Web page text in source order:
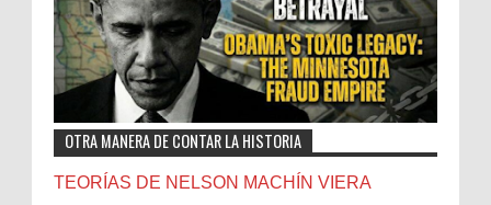
OTRA MANERA DE CONTAR LA HISTORIA
TEORÍAS DE NELSON MACHÍN VIERA